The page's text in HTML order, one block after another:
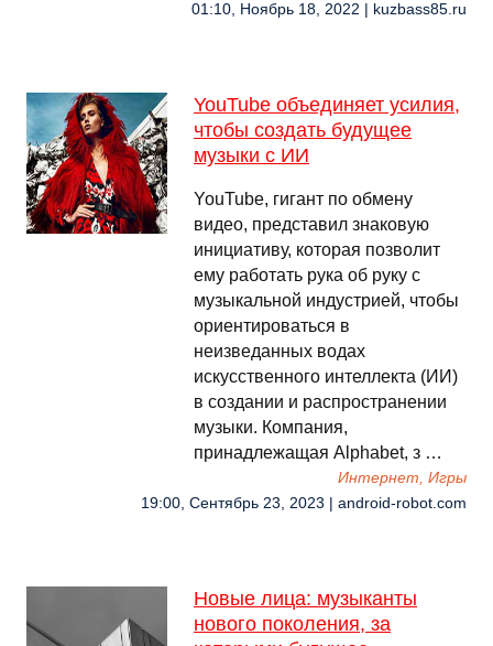
01:10, Ноябрь 18, 2022 | kuzbass85.ru
YouTube объединяет усилия,
чтобы создать будущее
музыки с ИИ
YouTube, гигант по обмену
видео, представил знаковую
инициативу, которая позволит
ему работать рука об руку с
музыкальной индустрией, чтобы
ориентироваться в
неизведанных водах
искусственного интеллекта (ИИ)
в создании и распространении
музыки. Компания,
принадлежащая Alphabet, з …
Интернет, Игры
19:00, Сентябрь 23, 2023 | android-robot.com
Новые лица: музыканты
нового поколения, за